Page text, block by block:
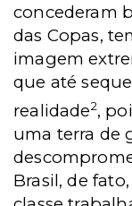
concederam
das Copas,
imagem
que até
realidade2,
uma terra de
Brasil, de